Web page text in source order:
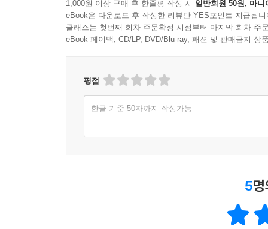
1,000원 이상 구매 후 한줄평 작성 시 일반회원 50원, 마니
eBook은 다운로드 후 작성한 리뷰만 YES포인트 지급됩니
클래스는 첫번째 회차 주문확정 시점부터 마지막 회차 주
eBook 페이백, CD/LP, DVD/Blu-ray, 패션 및 판매금지 상
평점
한글 기준 50자까지 작성가능
5